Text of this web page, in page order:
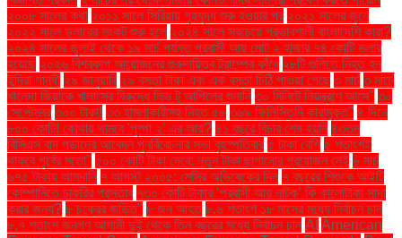
২০০৮ সালের কথা ২০১১ সালে সিরিয়ায় গৃহযুদ্ধ শুরু হওয়ার পর ২০২১ সালের জুনে
২০২২ সালে ডলারের সংকট শুরু হলে ২০২৪ সালে সবচেয়ে প্রভাবশালী বাংলাদেশি কারা?
২০২৪ সালের জুলাই থেকে ১৯ মার্চ পর্যন্ত প্রবাসী আয় মোট ২ হাজার ৭৪ কোটি ডলার
হয়েছে ২০২৬ বিশ্বকাপ আয়োজনের গুরুদায়িত্ব ট্রাম্পের কাঁধে ২৮টি গুলিতে নিহত হন
ইন্দিরা গান্ধী ২৯ জানুয়ারি ২৯ বস্তা টাকা এবং এক বস্তা চিঠি পাওয়া গেছে ৩ মার্চ ৩ মার্চে
খালেদা জিয়াকে খালাসের বিরুদ্ধে লিভ টু আপিলের শুনানি ৩০ মিনিটে নিয়ন্ত্রণে আসে" ৩০
সেপ্টেম্বর ৩০০ টাকা! ৩৩ হামলাকারীসহ নিহত ৫৮ ৩৬৯ ফিলিস্তিনি কারামুক্ত" ৪ দিনে
৮০০ কোটি! কোথায় থামবে 'পুষ্পা ২' এর আয়? ৪১ বছরে বিচার শেষ হয়নি ৪৩তম
বিসিএস বাদ পড়াদের আবেদন পুনর্বিবেচনার সভা বৃহস্পতিবার ৫ টাকা বেশি ৫ শতাংশই
থাকবে পূর্বের মতো" ৫০০ কোটি টাকা দেবে: নতুন টাকা ছাপানোর প্রয়োজন নেই ৬ মার্চ
৬৭৫ টাকায় আমদানি ৭ আগস্ট ২০০৫: মেসির অভিষেকের দিন ৭ বছরের শিশুকে আইটি
কোম্পানিতে চাকরির প্রস্তাব ৭৩০ কোটি টাকার ‘প্রবাসী আয় নাটক’ কি কালোটাকা সাদা
করার জন্য? ৮ চক্রের জড়িত" ৮ জন আহত ৮.৬ শতাংশ ১৮ মাসের মধ্যে নির্বাচন চান
৮.৭ শতাংশ জনগণ আগামী দুই থেকে তিন বছরের মধ্যে নির্বাচন চান AI American